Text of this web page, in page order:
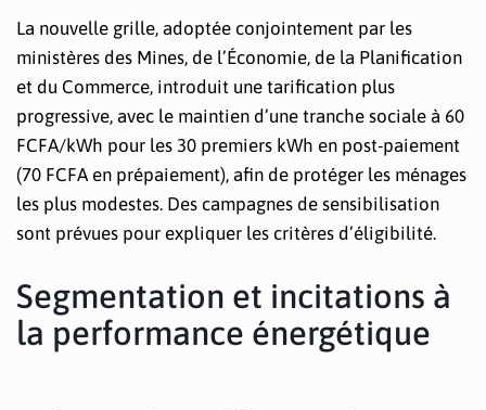
La nouvelle grille, adoptée conjointement par les
ministères des Mines, de l’Économie, de la Planification
et du Commerce, introduit une tarification plus
progressive, avec le maintien d’une tranche sociale à 60
FCFA/kWh pour les 30 premiers kWh en post-paiement
(70 FCFA en prépaiement), afin de protéger les ménages
les plus modestes. Des campagnes de sensibilisation
sont prévues pour expliquer les critères d’éligibilité.
Segmentation et incitations à
la performance énergétique